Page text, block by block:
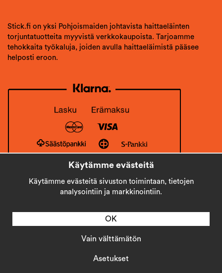
Stick.fi on yksi Pohjoismaiden johtavista haittaeläinten
torjuntatuotteita myyvistä verkkokaupoista. Tarjoamme
tehokkaita työkaluja, joiden avulla haittaeläimistä pääsee
helposti eroon.
Käytämme evästeitä
Käytämme evästeitä sivuston toimintaan, tietojen
analysointiin ja markkinointiin.
Asetukset
Vain välttämätön
OK